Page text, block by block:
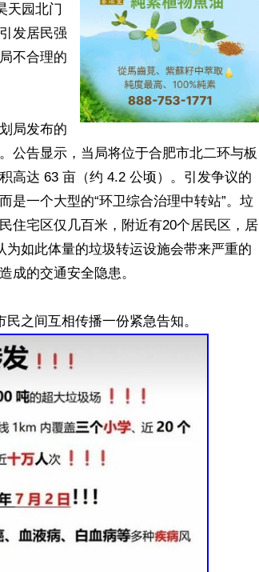
天园北门
发居民强
不合理的
局发布的
公告显示，当局将位于合肥市北二环与板
高达 63 亩（约 4.2 公顷）。引发争议的
是一个大型的“环卫综合治理中转站”。垃
住宅区仅几百米，附近有20个居民区，居
如此体量的垃圾转运设施会带来严重的
成的交通安全隐患。